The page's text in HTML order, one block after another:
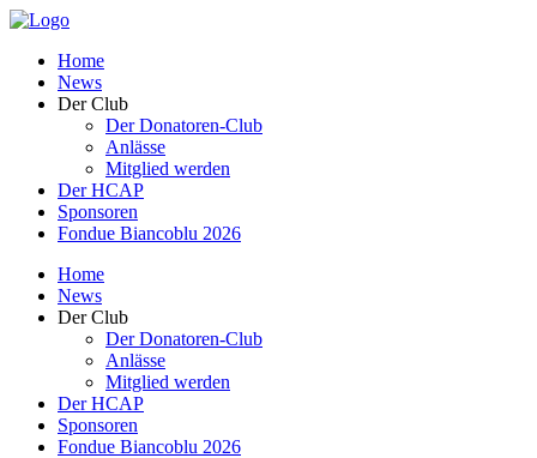
Home
News
Der Club
Der Donatoren-Club
Anlässe
Mitglied werden
Der HCAP
Sponsoren
Fondue Biancoblu 2026
Home
News
Der Club
Der Donatoren-Club
Anlässe
Mitglied werden
Der HCAP
Sponsoren
Fondue Biancoblu 2026